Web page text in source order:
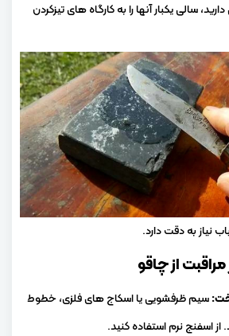
سالی یکبار آنها را به کارگاه های تیزکردن
نیاز به دقت دارد.
از چاقو
سیم ظرفشویی یا اسکاج های فلزی، خطوط
از اسفنج نرم استفاده کنید.